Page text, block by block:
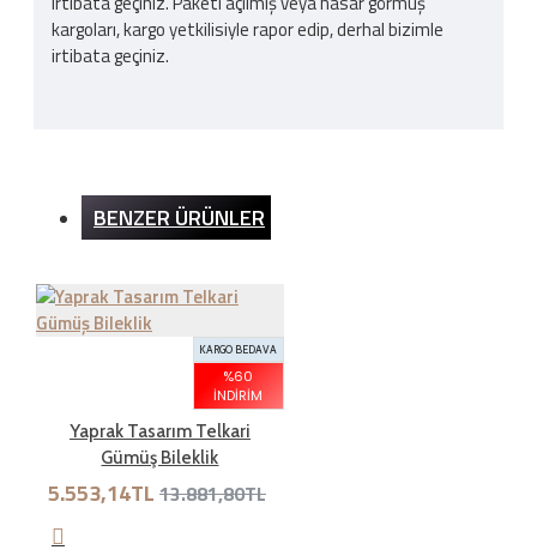
kargoları, kargo yetkilisiyle rapor edip, derhal bizimle
irtibata geçiniz.
İnternet sitemizden yapılan bütün alışverişlerde 200TL
dışında hiçbir ücret ödemezsiniz.
İade süresi kaç gün?
BENZER ÜRÜNLER
KARGO BEDAVA
%60
İNDIRIM
Yaprak Tasarım Telkari
Gümüş Bileklik
5.553,14TL 13.881,80TL